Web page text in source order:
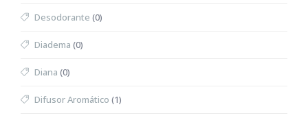
Desodorante (0)
Diadema (0)
Diana (0)
Difusor Aromático (1)